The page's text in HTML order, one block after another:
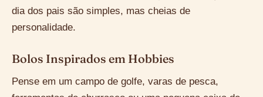
dia dos pais são simples, mas cheias de
personalidade.
Bolos Inspirados em Hobbies
Pense em um campo de golfe, varas de pesca,